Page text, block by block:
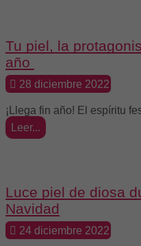
Rutina facial
Tu piel, la
año
28 diciembre 2022
¡Llega fin año! El espíritu
Leer...
Tendencias
Luce piel de diosa
Navidad
24 diciembre 2022